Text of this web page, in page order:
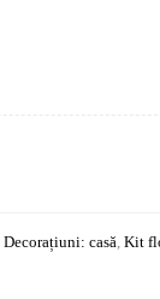
Decorațiuni: casă Kit